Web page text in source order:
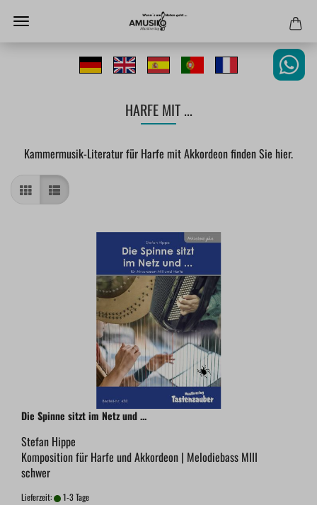
HARFE MIT ...
Kammermusik-Literatur für Harfe mit Akkordeon finden Sie hier.
Die Spinne sitzt im Netz und ...
Stefan Hippe
Komposition für Harfe und Akkordeon | Melodiebass MIII
schwer
Lieferzeit: 1-3 Tage